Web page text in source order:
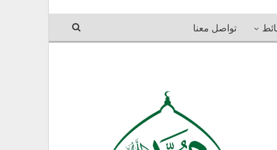
تواصل معنا